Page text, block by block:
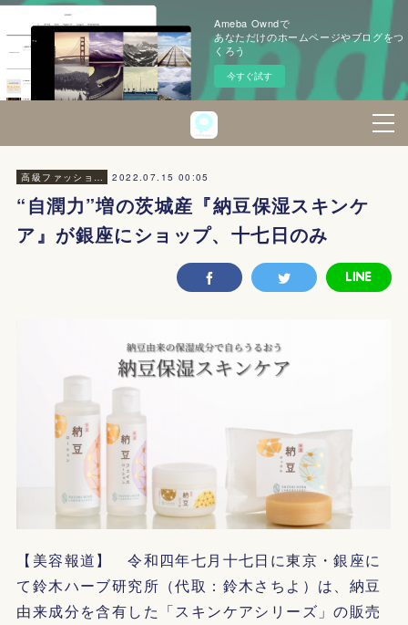
Ameba Owndで
あなただけのホームページやブログをつ
くろう
今すぐ試す
高級ファッション・美容 2022.07.15 00:05
“自潤力”増の茨城産『納豆保湿スキンケ
ア』が銀座にショップ、十七日のみ
【美容報道】 令和四年七月十七日に東京・銀座に
て鈴木ハーブ研究所（代取：鈴木さちよ）は、納豆
由来成分を含有した「スキンケアシリーズ」の販売